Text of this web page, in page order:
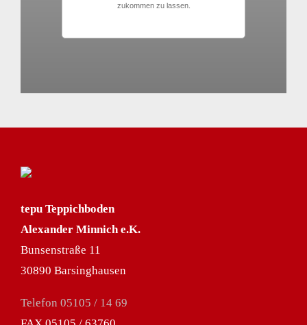
zukommen zu lassen.
tepu Teppichboden
Alexander Minnich e.K.
Bunsenstraße 11
30890 Barsinghausen
Telefon 05105 / 14 69